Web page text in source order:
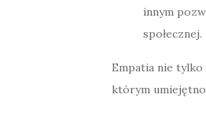
innym
społecznej.
Empatia nie tylko
którym